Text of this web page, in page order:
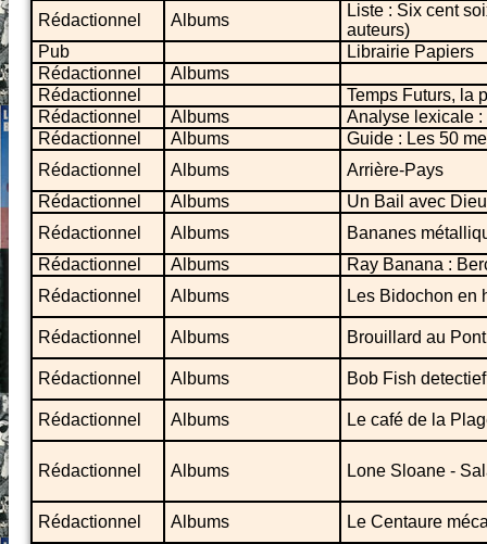
Rédactionnel Albums
Liste : Six cent
auteurs)
Pub
Librairie Papiers
Rédactionnel
Albums
Rédactionnel
Temps Futurs, la
Rédactionnel
Albums
Analyse lexicale :
Rédactionnel
Albums
Guide : Les 50
Rédactionnel
Albums
Arrière-Pays
Rédactionnel
Albums
Un Bail avec Dieu
Rédactionnel
Albums
Bananes
Rédactionnel
Albums
Ray Banana :
Rédactionnel
Albums Les Bidochon en
Rédactionnel Albums Brouillard au
Rédactionnel Albums Bob Fish detectief
Rédactionnel Albums Le café de la
Rédactionnel Albums Lone Sloane -
Rédactionnel Albums Le Centaure